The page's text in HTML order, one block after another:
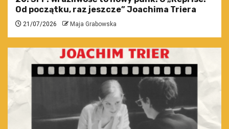
Od początku, raz jeszcze” Joachima Triera
21/07/2026 Maja Grabowska